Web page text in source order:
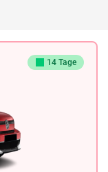
14 Tage